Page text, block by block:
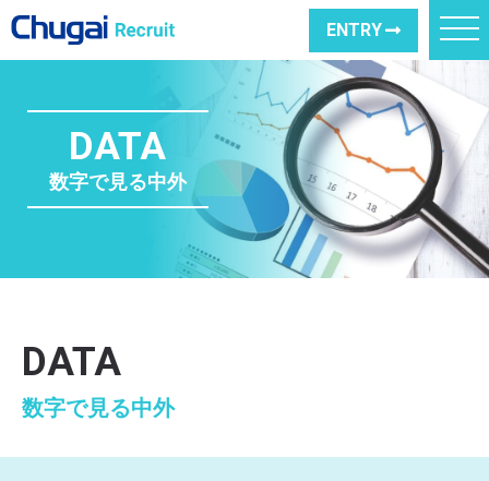
ENTRY
DATA
数字で見る中外
DATA
数字で見る中外